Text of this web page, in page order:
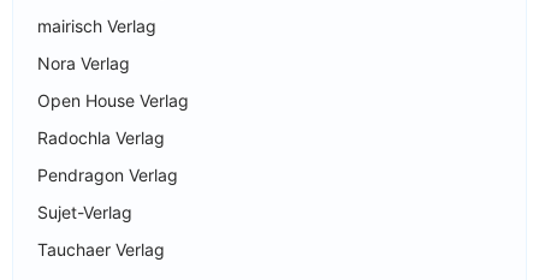
mairisch Verlag
Nora Verlag
Open House Verlag
Radochla Verlag
Pendragon Verlag
Sujet-Verlag
Tauchaer Verlag